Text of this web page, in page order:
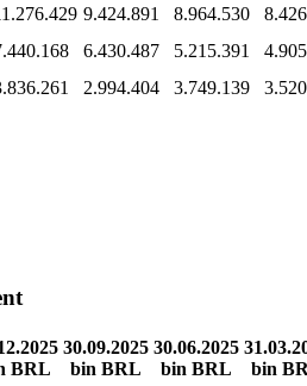
9.424.891 8.964.530
6.430.487 5.215.391
2.994.404 3.749.139
BRL
30.09.2025
bin BRL
30.06.2025
bin BRL
bin